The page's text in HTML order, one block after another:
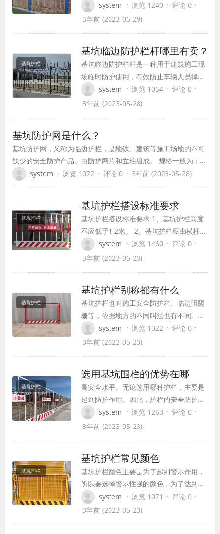
据客户要求定制其他尺寸临时防护栏、泥
浆池防护栏、临时电梯门等工程围网，产
system · 浏览 1240 · 评论 0 ·
3年前 (2023-05-29)
基坑护栏
基坑临边防护栏杆哪里有卖？
基坑临边防护栏杆是一种用于建筑施工现
场临时防护使用，有效防止车辆人员掉入
基坑，但同时我们要做好基坑护栏的防护
措施：
system · 浏览 1054 · 评论 0 ·
3年前 (2023-05-28)
基坑防护网是什么？
基坑防护网，又称为临边护栏，是地铁、建筑等施工场地的不可
缺少的安全防护产品。由防护网片和立柱组成。 规格一般为：
1.2x2m，立柱1.2m高带底盘，每个底盘设4个螺栓孔、顶部封
system · 浏览 1072 · 评论 0 · 3年前 (2023-05-28)
基坑护栏
基坑护栏搭设标准要求
基坑护栏搭设标准要求 1、基坑护栏高度
不应低于1.2米。 2、基坑护栏应由横杆及
立柱组成，横杆应设置2-3道，下杆离地
面高度为0.3米-0.6米，上杆离地高度为
加挂密目安全网和挡脚板，安全网应自上
而下封闭设置，挡脚…
system · 浏览 1460 · 评论 0 ·
3年前 (2023-05-23)
基坑护栏
基坑护栏​别称都有什么
基坑护栏也叫施工安全防护栏、临边阻隔
栅等，依据地方的不同叫法也有不同。咱
们都知道修建施工首要要把地基打好，施
工时会挖地基基坑，基坑挖好后需要把基
坑护栏。 基坑护栏是给基坑做安全防护用
的，也能够叫做临边防护栏，修建施工安
全围栏等。…
system · 浏览 1022 · 评论 0 ·
3年前 (2023-05-23)
基坑护栏
选用基坑围栏的优势在哪
高安全水平。无论选用哪种护栏，主要是
起到防护作用。因此，护栏的安全防护性
要求较高。在基坑围栏生产过程中，生产
厂家选用的原材料为高强度锌合金。再加
护。很多时候，为了延长护栏的使用寿
命，需要定期维护。如果使用基坑护栏，
基本上不需要任…
system · 浏览 1263 · 评论 0 ·
3年前 (2023-05-23)
基坑护栏
基坑护栏常见颜色
基坑护栏颜色主要是为了起到警示作用，
所以要选择警示性强的颜色，为了达到美
观的作用，又进行了颜色搭配，一般基坑
护栏的颜色都是由两种颜色搭配组成，现
system · 浏览 1071 · 评论 0 ·
3年前 (2023-05-23)